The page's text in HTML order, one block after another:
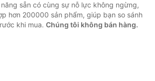
sẵn có cùng sự nỗ lực không ngừng,
hơn 200000 sản phẩm, giúp bạn so sánh
khi mua. Chúng tôi không bán hàng.